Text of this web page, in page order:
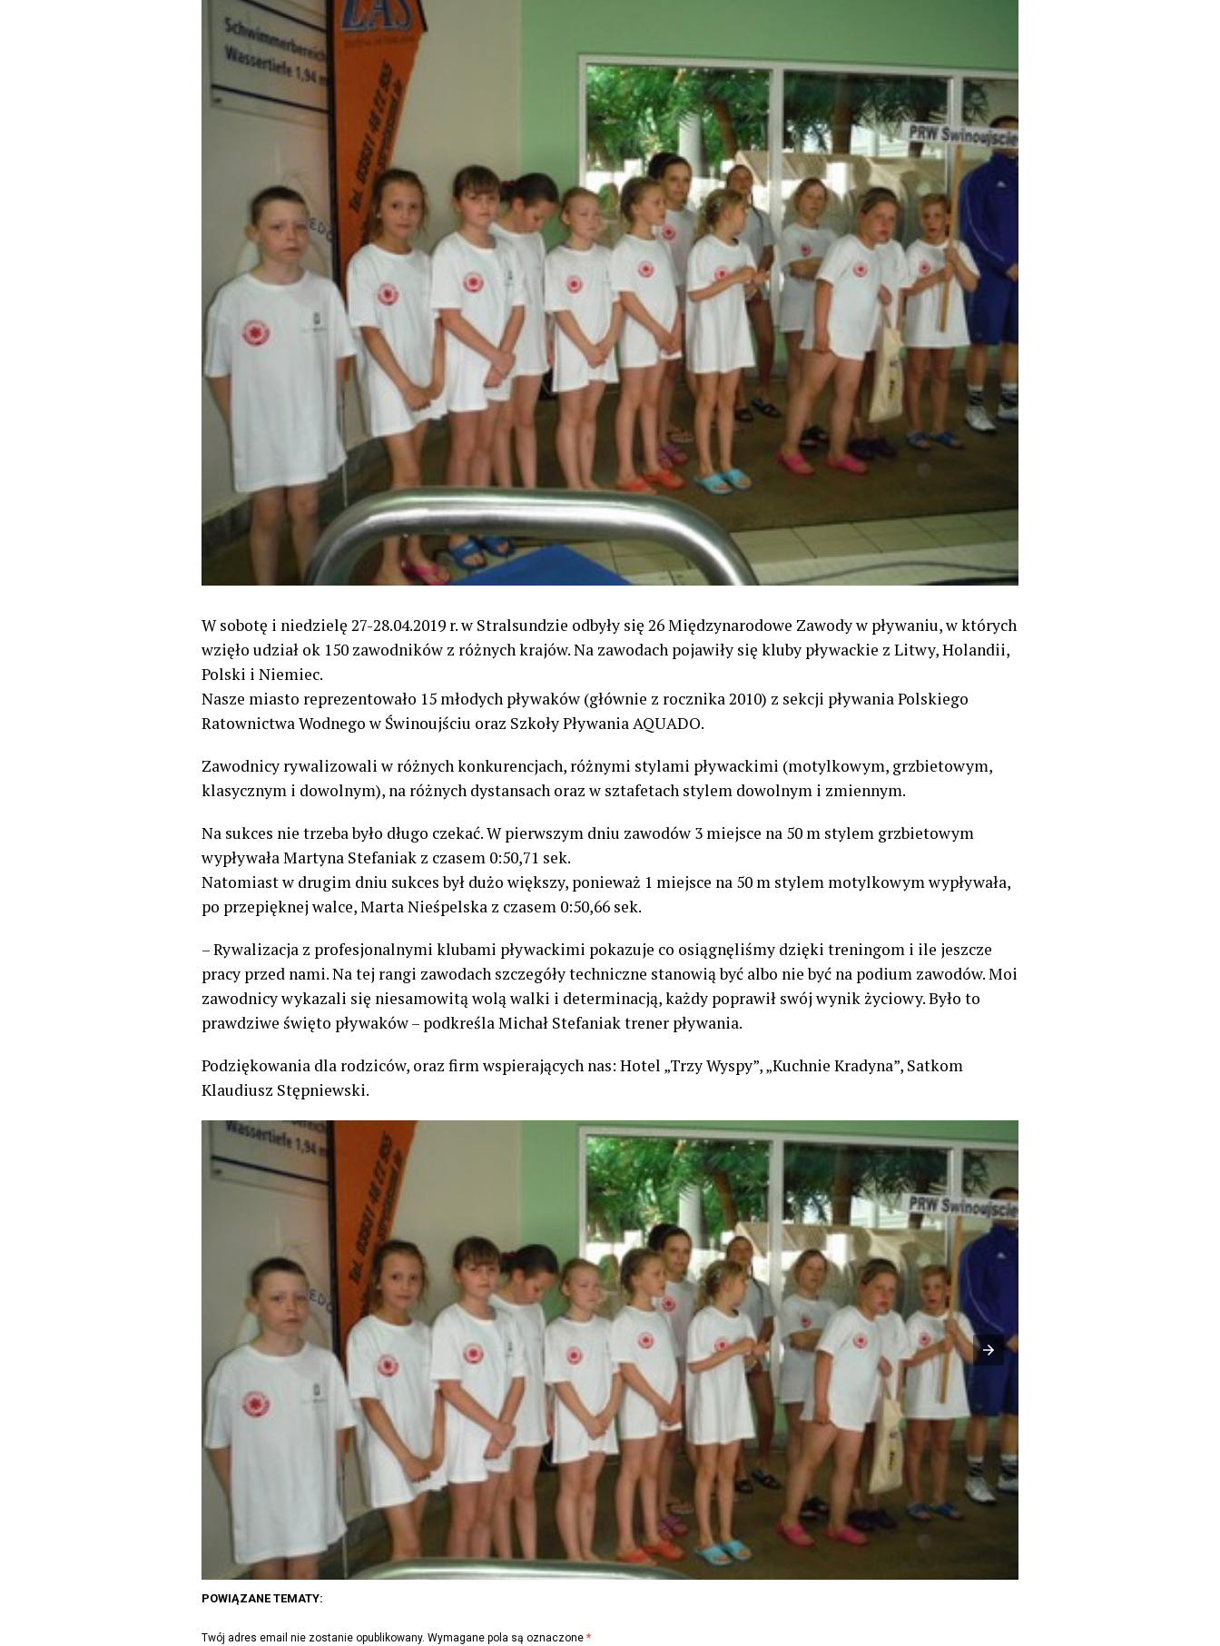
W sobotę i niedzielę 27-28.04.2019 r. w Stralsundzie odbyły się 26 Międzynarodowe Zawody w pływaniu, w których
wzięło udział ok 150 zawodników z różnych krajów. Na zawodach pojawiły się kluby pływackie z Litwy, Holandii,
Polski i Niemiec.
Nasze miasto reprezentowało 15 młodych pływaków (głównie z rocznika 2010) z sekcji pływania Polskiego
Ratownictwa Wodnego w Świnoujściu oraz Szkoły Pływania AQUADO.
Zawodnicy rywalizowali w różnych konkurencjach, różnymi stylami pływackimi (motylkowym, grzbietowym,
klasycznym i dowolnym), na różnych dystansach oraz w sztafetach stylem dowolnym i zmiennym.
Na sukces nie trzeba było długo czekać. W pierwszym dniu zawodów 3 miejsce na 50 m stylem grzbietowym
wypływała Martyna Stefaniak z czasem 0:50,71 sek.
Natomiast w drugim dniu sukces był dużo większy, ponieważ 1 miejsce na 50 m stylem motylkowym wypływała,
po przepięknej walce, Marta Nieśpelska z czasem 0:50,66 sek.
– Rywalizacja z profesjonalnymi klubami pływackimi pokazuje co osiągnęliśmy dzięki treningom i ile jeszcze
pracy przed nami. Na tej rangi zawodach szczegóły techniczne stanowią być albo nie być na podium zawodów. Moi
zawodnicy wykazali się niesamowitą wolą walki i determinacją, każdy poprawił swój wynik życiowy. Było to
prawdziwe święto pływaków – podkreśla Michał Stefaniak trener pływania.
Podziękowania dla rodziców, oraz firm wspierających nas: Hotel „Trzy Wyspy”, „Kuchnie Kradyna”, Satkom
Klaudiusz Stępniewski.
POWIĄZANE TEMATY:
Twój adres email nie zostanie opublikowany. Wymagane pola są oznaczone *